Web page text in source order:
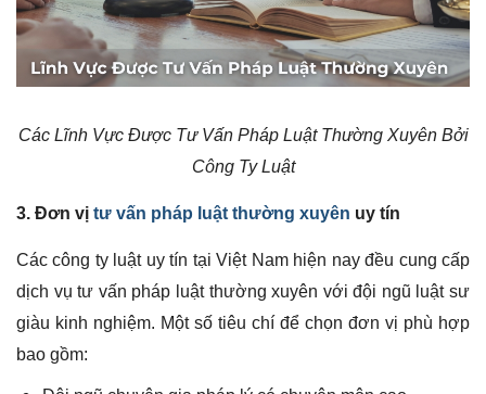
Các Lĩnh Vực Được Tư Vấn Pháp Luật Thường Xuyên Bởi
Công Ty Luật
3. Đơn vị tư vấn pháp luật thường xuyên uy tín
Các công ty luật uy tín tại Việt Nam hiện nay đều cung cấp
dịch vụ tư vấn pháp luật thường xuyên với đội ngũ luật sư
giàu kinh nghiệm. Một số tiêu chí để chọn đơn vị phù hợp
bao gồm: